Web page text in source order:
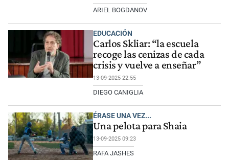
ARIEL BOGDANOV
EDUCACIÓN
Carlos Skliar: “la escuela
recoge las cenizas de cada
crisis y vuelve a enseñar”
13-09-2025 22:55
DIEGO CANIGLIA
ÉRASE UNA VEZ...
Una pelota para Shaia
13-09-2025 09:23
RAFA JASHES